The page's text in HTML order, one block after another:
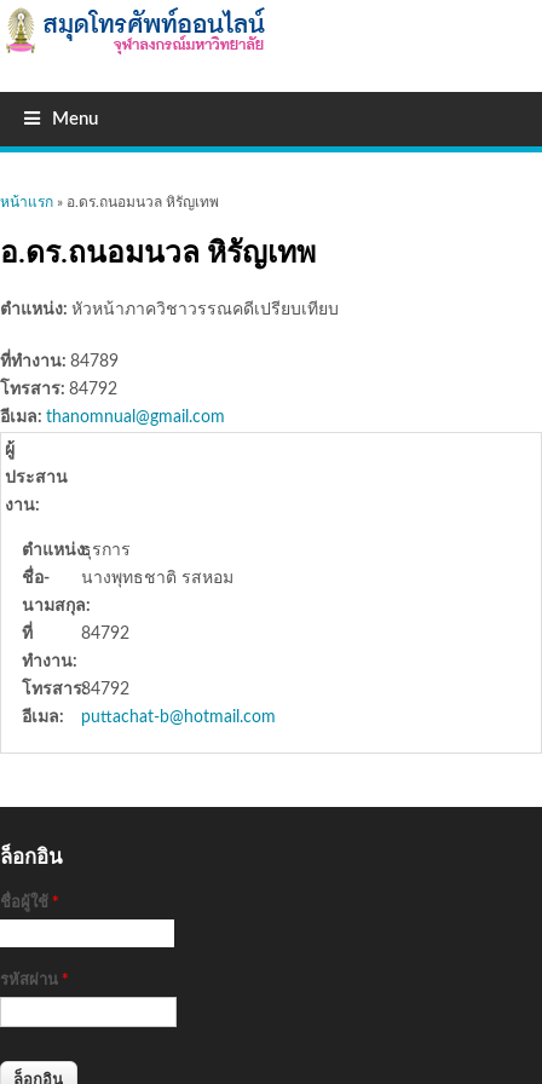
Menu
คุณอยู่ที่นี่
หน้าแรก » อ.ดร.ถนอมนวล หิรัญเทพ
อ.ดร.ถนอมนวล หิรัญเทพ
ตำแหน่ง: หัวหน้าภาควิชาวรรณคดีเปรียบเทียบ
ที่ทำงาน: 84789
โทรสาร: 84792
อีเมล: thanomnual@gmail.com
ผู้
ประสาน
งาน:
ตำแหน่ง:ธุรการ
ชื่อ-
นามสกุล:
นางพุทธชาติ รสหอม
ที่
ทำงาน:
84792
โทรสาร:84792
อีเมล:
puttachat-b@hotmail.com
ล็อกอิน
ชื่อผู้ใช้ *
รหัสผ่าน *